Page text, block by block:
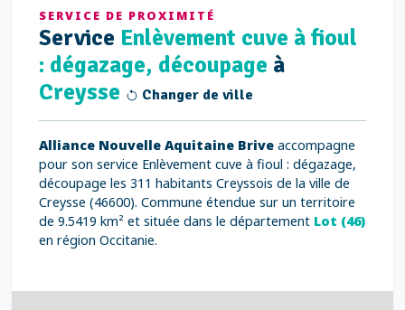
SERVICE DE PROXIMITÉ
Service Enlèvement cuve à fioul
: dégazage, découpage à
Creysse
Changer de ville
Alliance Nouvelle Aquitaine Brive accompagne
pour son service Enlèvement cuve à fioul : dégazage,
découpage les 311 habitants Creyssois de la ville de
Creysse (46600). Commune étendue sur un territoire
de 9.5419 km² et située dans le département Lot (46)
en région Occitanie.